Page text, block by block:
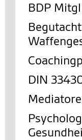
BDP
DIN